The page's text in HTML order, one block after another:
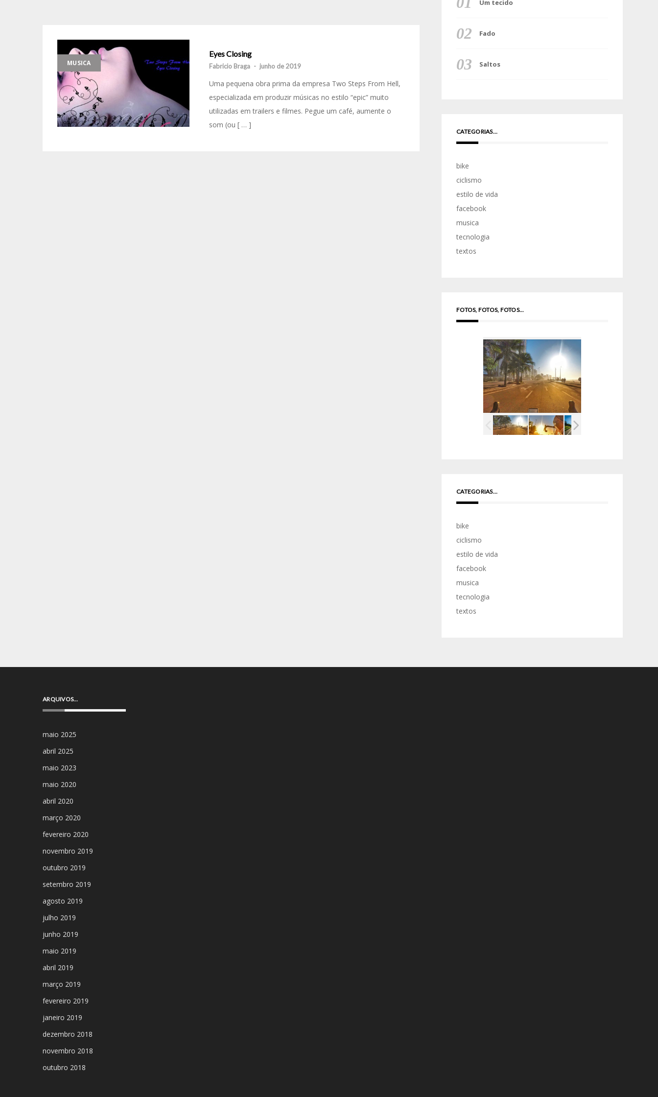
MUSICA
Eyes Closing
Fabricio Braga - junho de 2019
Uma pequena obra prima da empresa Two Steps From Hell,
especializada em produzir músicas no estilo “epic” muito
utilizadas em trailers e filmes. Pegue um café, aumente o
som (ou [ … ]
Um tecido
Fado
Saltos
CATEGORIAS…
bike
ciclismo
estilo de vida
facebook
musica
tecnologia
textos
FOTOS, FOTOS, FOTOS...
CATEGORIAS…
bike
ciclismo
estilo de vida
facebook
musica
tecnologia
textos
ARQUIVOS…
maio 2025
abril 2025
maio 2023
maio 2020
abril 2020
março 2020
fevereiro 2020
novembro 2019
outubro 2019
setembro 2019
agosto 2019
julho 2019
junho 2019
maio 2019
abril 2019
março 2019
fevereiro 2019
janeiro 2019
dezembro 2018
novembro 2018
outubro 2018